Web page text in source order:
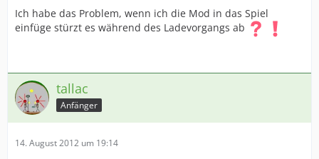
Ich habe das Problem, wenn ich die Mod in das Spiel
einfüge stürzt es während des Ladevorgangs ab
tallac
Anfänger
14. August 2012 um 19:14